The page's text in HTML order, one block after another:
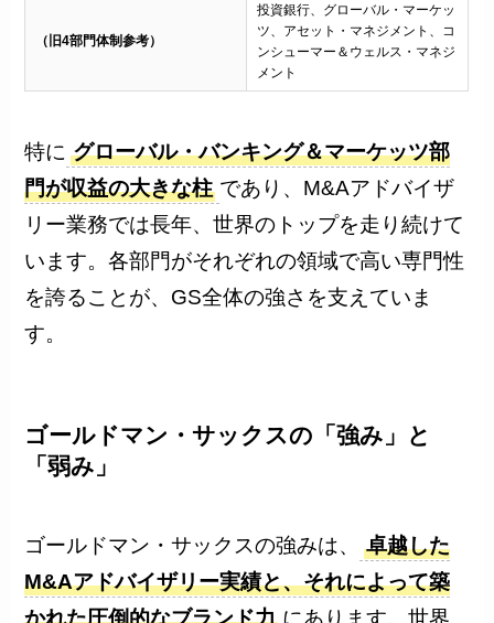
（旧4部門体制参考）
投資銀行、グローバル・マーケッ
ツ、アセット・マネジメント、コ
ンシューマー＆ウェルス・マネジ
メント
特に グローバル・バンキング＆マーケッツ部
門が収益の大きな柱 であり、M&Aアドバイザ
リー業務では長年、世界のトップを走り続けて
います。各部門がそれぞれの領域で高い専門性
を誇ることが、GS全体の強さを支えていま
す。
ゴールドマン・サックスの「強み」と
「弱み」
ゴールドマン・サックスの強みは、
卓越した
M&Aアドバイザリー実績と、それによって築
かれた圧倒的なブランド力 にあります。世界